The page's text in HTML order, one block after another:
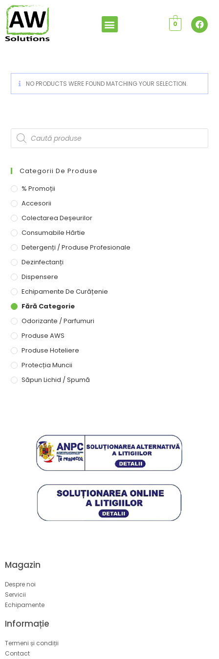
0
NO PRODUCTS WERE FOUND MATCHING YOUR SELECTION.
Categorii De Produse
% Promoții
Accesorii
Colectarea Deșeurilor
Consumabile Hârtie
Detergenți / Produse Profesionale
Dezinfectanți
Dispensere
Echipamente De Curățenie
Fără Categorie
Odorizante / Parfumuri
Produse AWS
Produse Hoteliere
Protecția Muncii
Săpun Lichid / Spumă
Magazin
Despre noi
Servicii
Echipamente
Informație
Termeni și condiții
Contact